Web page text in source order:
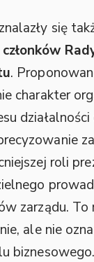
się
.
charakter
roli
zarządu. To
ale nie
biznesowego.